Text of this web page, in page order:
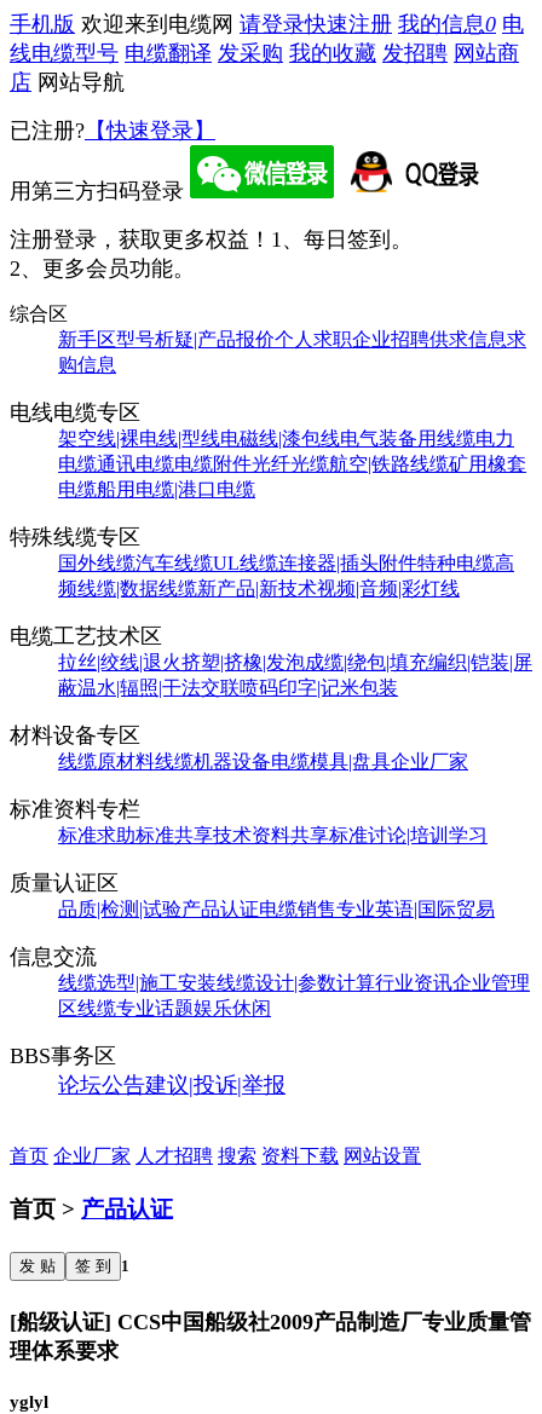
手机版 欢迎来到电缆网 请登录快速注册 我的信息0 电
线电缆型号 电缆翻译 发采购 我的收藏 发招聘 网站商
店 网站导航
已注册? 【快速登录】
用第三方扫码登录
注册登录，获取更多权益！ 1、每日签到。
2、更多会员功能。
综合区
新手区型号析疑|产品报价个人求职企业招聘供求信息求
购信息
电线电缆专区
架空线|裸电线|型线电磁线|漆包线电气装备用线缆电力
电缆通讯电缆电缆附件光纤光缆航空|铁路线缆矿用橡套
电缆船用电缆|港口电缆
特殊线缆专区
国外线缆汽车线缆UL线缆连接器|插头附件特种电缆高
频线缆|数据线缆新产品|新技术视频|音频|彩灯线
电缆工艺技术区
拉丝|绞线|退火挤塑|挤橡|发泡成缆|绕包|填充编织|铠装|屏
蔽温水|辐照|干法交联喷码印字|记米包装
材料设备专区
线缆原材料线缆机器设备电缆模具|盘具企业厂家
标准资料专栏
标准求助标准共享技术资料共享标准讨论|培训学习
质量认证区
品质|检测|试验产品认证电缆销售专业英语|国际贸易
信息交流
线缆选型|施工安装线缆设计|参数计算行业资讯企业管理
区线缆专业话题娱乐休闲
BBS事务区
论坛公告建议|投诉|举报
首页 企业厂家 人才招聘 搜索 资料下载 网站设置
首页 > 产品认证
发 贴 签 到 1
[船级认证] CCS中国船级社2009产品制造厂专业质量管
理体系要求
yglyl